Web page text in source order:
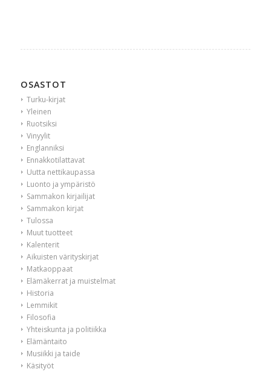
OSASTOT
Turku-kirjat
Yleinen
Ruotsiksi
Vinyylit
Englanniksi
Ennakkotilattavat
Uutta nettikaupassa
Luonto ja ympäristö
Sammakon kirjailijat
Sammakon kirjat
Tulossa
Muut tuotteet
Kalenterit
Aikuisten värityskirjat
Matkaoppaat
Elämäkerrat ja muistelmat
Historia
Lemmikit
Filosofia
Yhteiskunta ja politiikka
Elämäntaito
Musiikki ja taide
Käsityöt